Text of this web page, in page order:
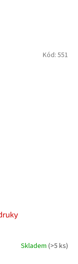
Skladem(>5 ks)
Kód: 551